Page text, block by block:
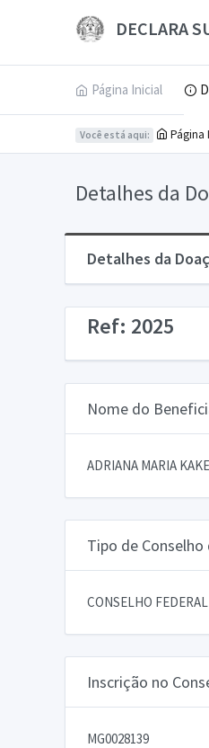
DECLARA
Página Inicial
Você está aqui: Página
Detalhes da
Detalhes da
Ref: 2025
Nome do
ADRIANA MARIA
Tipo de Conselho
CONSELHO
Inscrição no
MG0028139